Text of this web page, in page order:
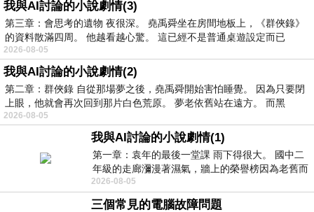
我與AI討論的小說劇情(3)
第三章：會思考的遺物 夜很深。 堯禹舜坐在房間地板上，《群俠錄》
的資料散滿四周。 他越看越心驚。 這已經不是普通桌遊設定而已
2026-08-05
我與AI討論的小說劇情(2)
第二章：群俠錄 自從那場夢之後，堯禹舜開始害怕睡覺。 因為只要閉
上眼，他就會再次回到那片白色荒原。 夢老依舊站在遠方。 而黑
2026-08-05
我與AI討論的小說劇情(1)
第一章：袁年的最後一堂課 雨下得很大。 國中二
年級的走廊瀰漫著濕氣，牆上的榮譽榜因為老舊而
微微捲起。 堯禹舜站在辦公室外，手
2026-08-05
三個常見的電腦故障問題